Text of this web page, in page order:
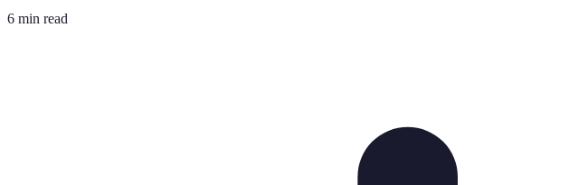
6 min read